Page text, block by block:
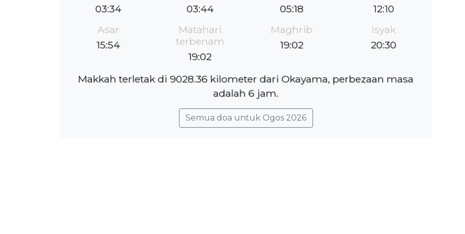
03:34
03:44
05:18
12:10
Asar
15:54
Matahari
terbenam
19:02
Maghrib
19:02
Isyak
20:30
Makkah terletak di 9028.36 kilometer dari Okayama, perbezaan masa
adalah 6 jam.
Semua doa untuk Ogos 2026